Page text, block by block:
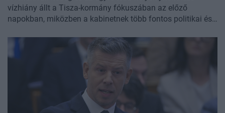
vízhiány állt a Tisza-kormány fókuszában az előző
napokban, miközben a kabinetnek több fontos politikai és
Szuverenitásvédelmi Hivatal megszüntetéséről határozott,
újabb fejlemények érkeztek az aranykonvoj-ügyben, és az
egészségügyben is vezetőváltás történt. A kormány úgy
tűnik jelen esetben a hőséghelyzetet priorizálja, de az
enyhüléssel a hét második felében újabb politikai
döntéseket készíthetnek elő, és az ellenjegyzés után az is
kiderülhet, mely pozíciókra kell új embert találnia Orbán